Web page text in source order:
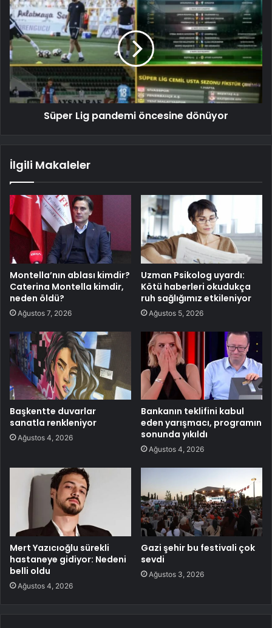
Süper Lig pandemi öncesine dönüyor
İlgili Makaleler
Montella’nın ablası kimdir?
Caterina Montella kimdir,
neden öldü?
Ağustos 7, 2026
Uzman Psikolog uyardı:
Kötü haberleri okudukça
ruh sağlığımız etkileniyor
Ağustos 5, 2026
Başkentte duvarlar
sanatla renkleniyor
Ağustos 4, 2026
Bankanın teklifini kabul
eden yarışmacı, programın
sonunda yıkıldı
Ağustos 4, 2026
Mert Yazıcıoğlu sürekli
hastaneye gidiyor: Nedeni
belli oldu
Ağustos 4, 2026
Gazi şehir bu festivali çok
sevdi
Ağustos 3, 2026